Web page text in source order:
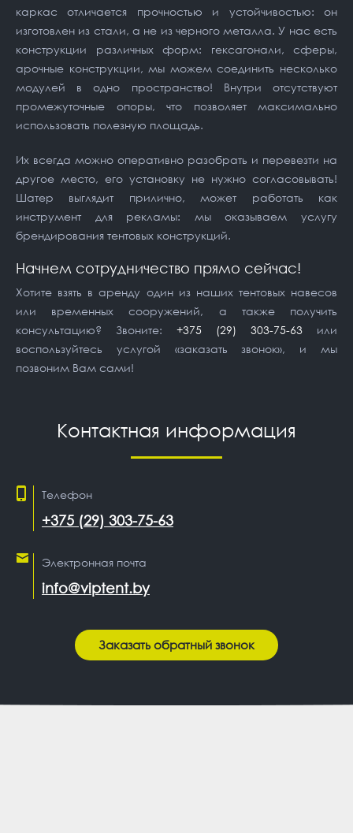
каркас отличается прочностью и устойчивостью: он
изготовлен из стали, а не из черного металла. У нас есть
конструкции различных форм: гексагонали, сферы,
арочные конструкции, мы можем соединить несколько
модулей в одно пространство! Внутри отсутствуют
промежуточные опоры, что позволяет максимально
использовать полезную площадь.
Их всегда можно оперативно разобрать и перевезти на
другое место, его установку не нужно согласовывать!
Шатер выглядит прилично, может работать как
инструмент для рекламы: мы оказываем услугу
брендирования тентовых конструкций.
Начнем сотрудничество прямо сейчас!
Хотите взять в аренду один из наших тентовых навесов
или временных сооружений, а также получить
консультацию? Звоните: +375 (29) 303-75-63 или
воспользуйтесь услугой «заказать звонок», и мы
позвоним Вам сами!
Контактная информация
Телефон
+375 (29) 303-75-63
Электронная почта
info@viptent.by
Заказать обратный звонок